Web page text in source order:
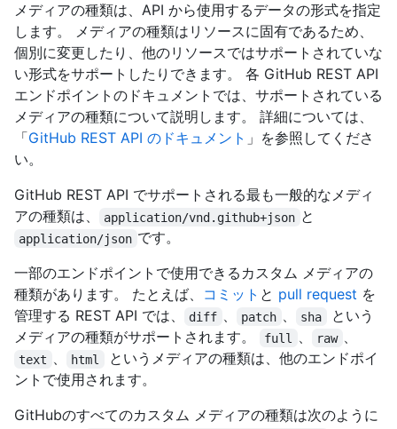
メディアの種類は、API から使用するデータの形式を指定
します。 メディアの種類はリソースに固有であるため、
個別に変更したり、他のリソースではサポートされていな
い形式をサポートしたりできます。 各 GitHub REST API
エンドポイントのドキュメントでは、サポートされている
メディアの種類について説明します。 詳細については、
「GitHub REST API のドキュメント 」を参照してくださ
い。
GitHub REST API でサポートされる最も一般的なメディ
アの種類は、
application/vnd.github+json と
application/json です。
一部のエンドポイントで使用できるカスタム メディアの
種類があります。 たとえば、 コミット と pull request を
管理する REST API では、
diff 、 patch 、 sha
という
メディアの種類がサポートされます。
full 、 raw 、
text 、 html
というメディアの種類は、他のエンドポイ
ントで使用されます。
GitHubのすべてのカスタム メディアの種類は次のように